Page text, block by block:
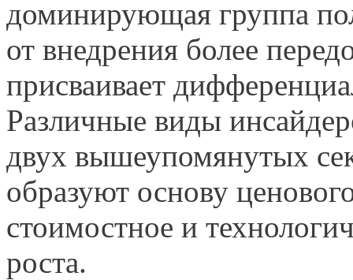
доминирующая группа
от внедрения более
присваивает
Различные виды
двух вышеупомянутых
образуют основу
стоимостное и
роста.